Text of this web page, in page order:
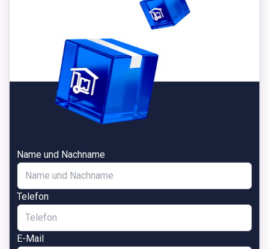
Name und Nachname
Telefon
E-Mail